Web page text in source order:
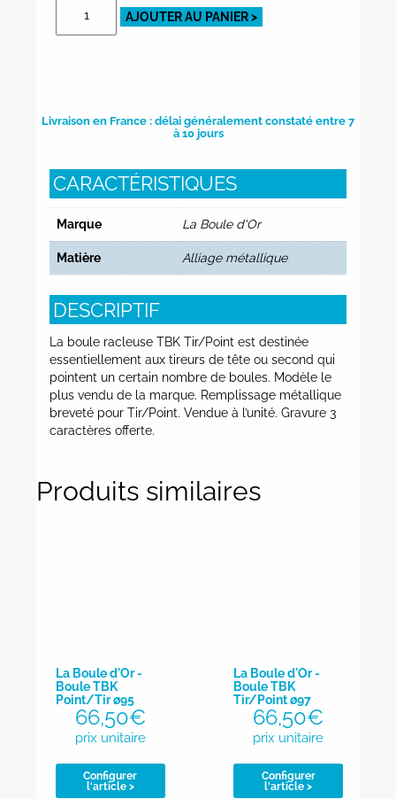
TBK
AJOUTER AU PANIER >
Livraison en France : délai généralement constaté entre 7
à 10 jours
CARACTÉRISTIQUES
Marque La Boule d'Or
Matière Alliage métallique
DESCRIPTIF
La boule racleuse TBK Tir/Point est destinée
essentiellement aux tireurs de tête ou second qui
pointent un certain nombre de boules. Modèle le
plus vendu de la marque. Remplissage métallique
breveté pour Tir/Point. Vendue à l’unité. Gravure 3
caractères offerte.
Produits similaires
La Boule d'Or -
Boule TBK
Point/Tir ø95
66,50€
Configurer
l'article >
La Boule d'Or -
Boule TBK
Tir/Point ø97
66,50€
Configurer
l'article >